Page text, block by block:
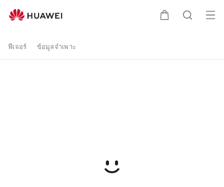
ซื้อ
HUAWEI
nova
เปิ
ฟีเจอร์ ข้อมูลจำเพาะ